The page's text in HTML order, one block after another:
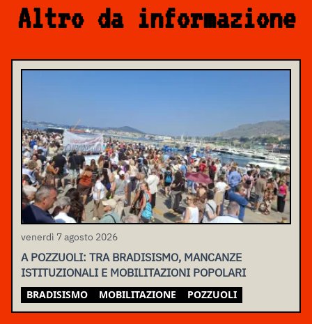
Altro da informazione
venerdì 7 agosto 2026
A POZZUOLI: TRA BRADISISMO, MANCANZE
ISTITUZIONALI E MOBILITAZIONI POPOLARI
BRADISISMO MOBILITAZIONE POZZUOLI